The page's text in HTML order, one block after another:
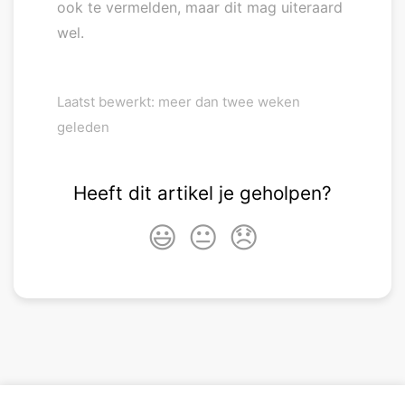
ook te vermelden, maar dit mag uiteraard
wel.
Laatst bewerkt: meer dan twee weken
geleden
Heeft dit artikel je geholpen?
😃 😐 😞